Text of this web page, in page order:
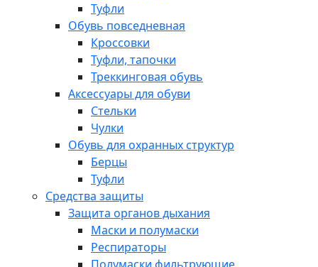
Туфли
Обувь повседневная
Кроссовки
Туфли, тапочки
Треккинговая обувь
Аксессуары для обуви
Стельки
Чулки
Обувь для охранных структур
Берцы
Туфли
Средства защиты
Защита органов дыхания
Маски и полумаски
Респираторы